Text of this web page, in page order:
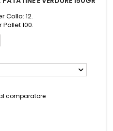
Collo: 12.
100.
comparatore